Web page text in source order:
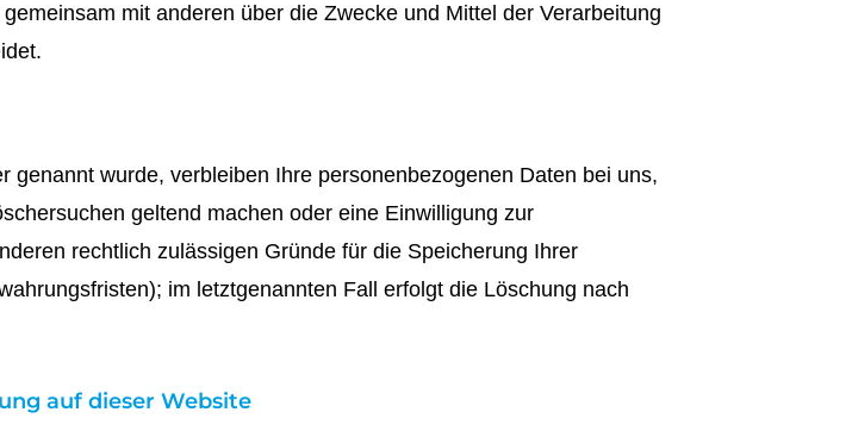
mit anderen über die Zwecke und Mittel der Verarbeitung
wurde, verbleiben Ihre personenbezogenen Daten bei uns,
geltend machen oder eine Einwilligung zur
rechtlich zulässigen Gründe für die Speicherung Ihrer
im letztgenannten Fall erfolgt die Löschung nach
auf dieser Website